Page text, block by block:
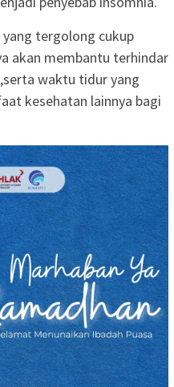
tergolong cukup
akan membantu terhindar
waktu tidur yang
kesehatan lainnya bagi